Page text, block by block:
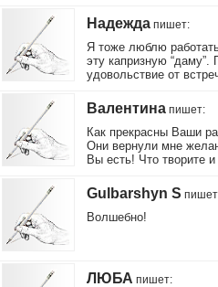
Надежда пишет:
Я тоже люблю
эту капризную “даму”.
удовольствие от
Валентина пишет:
Как прекрасны Ваши
Они вернули мне
Вы есть! Что творите и
Gulbarshyn S пишет
Волшебно!
ЛЮБА пишет: